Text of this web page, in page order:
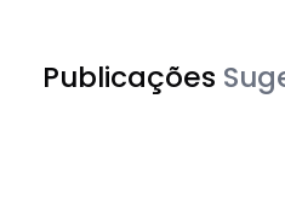
Publicações